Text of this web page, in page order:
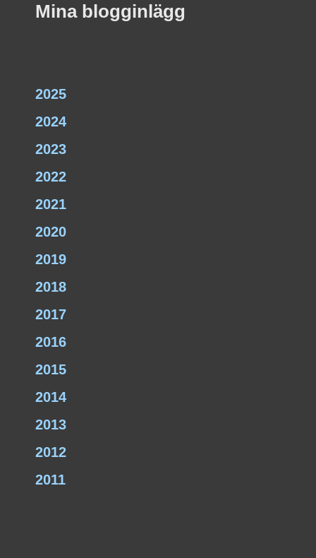
Mina blogginlägg
2025
2024
2023
2022
2021
2020
2019
2018
2017
2016
2015
2014
2013
2012
2011